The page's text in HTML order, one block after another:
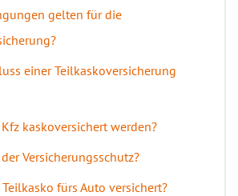
gelten für die
einer Teilkaskoversicherung
kaskoversichert werden?
Versicherungsschutz?
fürs Auto versichert?